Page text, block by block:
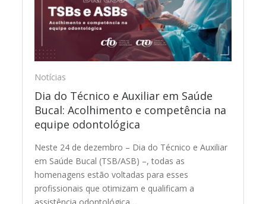
Notícias
Dia do Técnico e Auxiliar em Saúde
Bucal: Acolhimento e competência na
equipe odontológica
Neste 24 de dezembro – Dia do Técnico e Auxiliar
em Saúde Bucal (TSB/ASB) –, todas as
homenagens estão voltadas para esses
profissionais que otimizam e qualificam a
assistência odontológica…